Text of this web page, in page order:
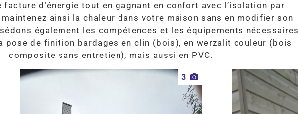
facture d’énergie tout en gagnant en confort avec l’isolation par
maintenez ainsi la chaleur dans votre maison sans en modifier son
également les compétences et les équipements nécessaires
pose de finition bardages en clin (bois), en werzalit couleur (bois
composite sans entretien), mais aussi en PVC.
3